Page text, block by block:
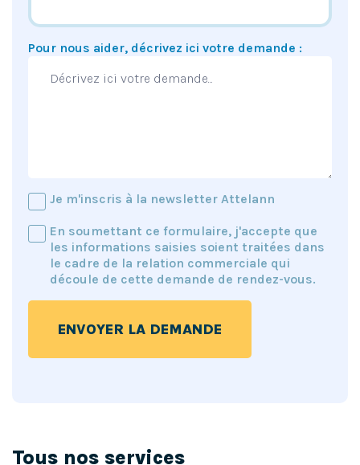
Pour nous aider, décrivez ici votre demande :
Je m'inscris à la newsletter Attelann
En soumettant ce formulaire, j'accepte que
les informations saisies soient traitées dans
le cadre de la relation commerciale qui
découle de cette demande de rendez-vous.
ENVOYER LA DEMANDE
Tous nos services